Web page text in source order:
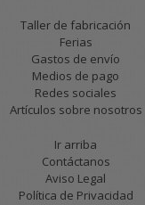
Taller de fabricación
Ferias
Gastos de envío
Medios de pago
Redes sociales
Artículos sobre nosotros
Ir arriba
Contáctanos
Aviso Legal
Política de Privacidad